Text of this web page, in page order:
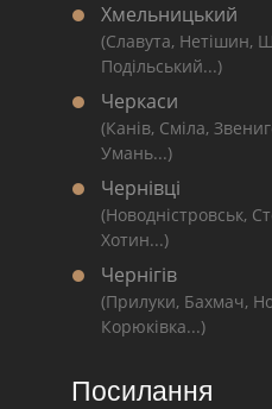
Хмельницький
(Славута, Нетішин,
Подільський...)
Черкаси
(Канів, Сміла,
Умань...)
Чернівці
(Новодністровськ,
Хотин...)
Чернігів
(Прилуки, Бахмач,
Корюківка...)
Посилання